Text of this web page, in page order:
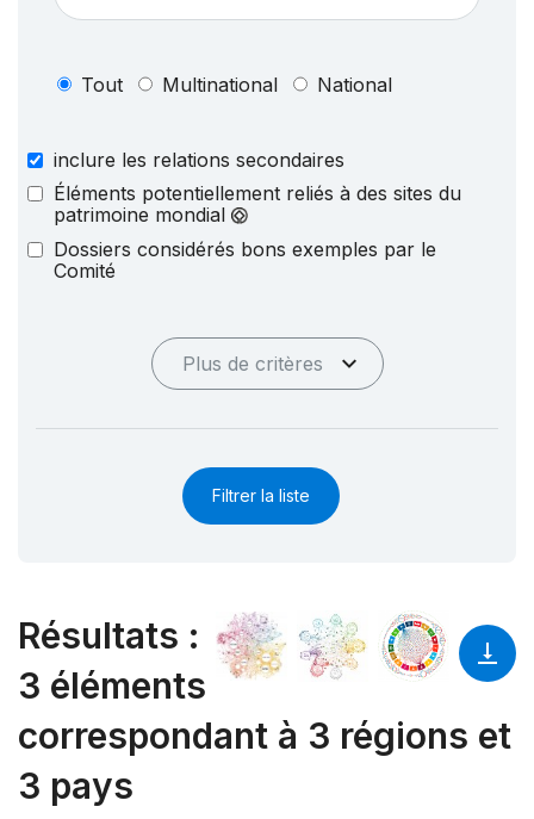
Tout Multinational National
inclure les relations secondaires
Éléments potentiellement reliés à des sites du
patrimoine mondial
Dossiers considérés bons exemples par le
Comité
Plus de critères
Filtrer la liste
Résultats :
3 éléments
correspondant à 3 régions et
3 pays